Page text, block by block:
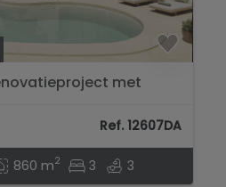
met
Ref. 12607DA
860 m2 3 3